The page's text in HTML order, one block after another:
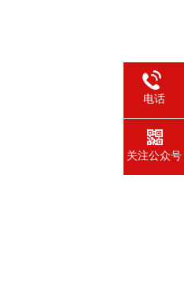
电话
关注公众号